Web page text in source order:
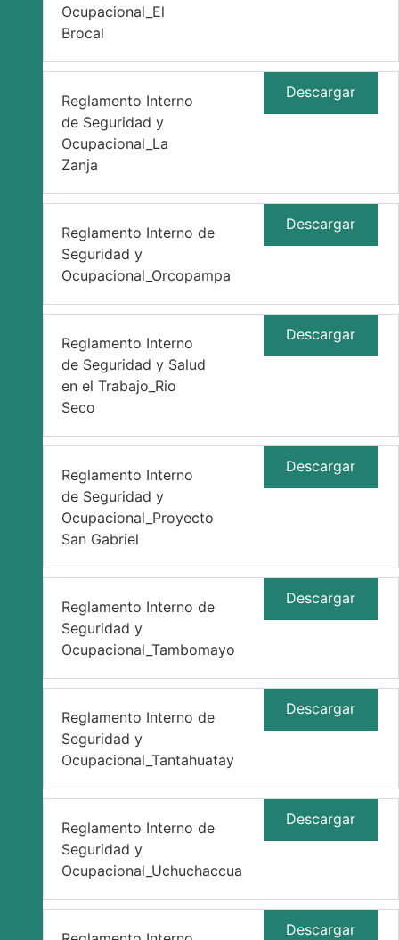
Ocupacional_El
Brocal
Reglamento Interno
de Seguridad y
Ocupacional_La
Zanja
Descargar
Reglamento Interno de
Seguridad y
Ocupacional_Orcopampa
Descargar
Reglamento Interno
de Seguridad y Salud
en el Trabajo_Rio
Seco
Descargar
Reglamento Interno
de Seguridad y
Ocupacional_Proyecto
San Gabriel
Descargar
Reglamento Interno de
Seguridad y
Ocupacional_Tambomayo
Descargar
Reglamento Interno de
Seguridad y
Ocupacional_Tantahuatay
Descargar
Reglamento Interno de
Seguridad y
Ocupacional_Uchuchaccua
Descargar
Descargar